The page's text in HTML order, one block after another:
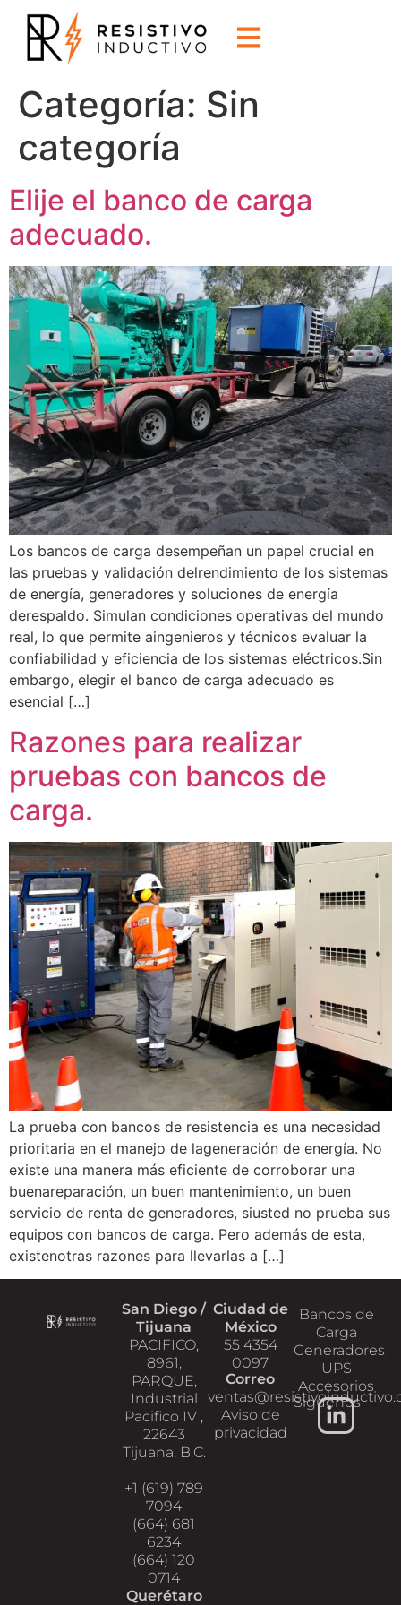
Categoría: Sin
categoría
Elije el banco de carga
adecuado.
Los bancos de carga desempeñan un papel crucial en
las pruebas y validación delrendimiento de los sistemas
de energía, generadores y soluciones de energía
derespaldo. Simulan condiciones operativas del mundo
real, lo que permite aingenieros y técnicos evaluar la
confiabilidad y eficiencia de los sistemas eléctricos.Sin
embargo, elegir el banco de carga adecuado es
esencial […]
Razones para realizar
pruebas con bancos de
carga.
La prueba con bancos de resistencia es una necesidad
prioritaria en el manejo de lageneración de energía. No
existe una manera más eficiente de corroborar una
buenareparación, un buen mantenimiento, un buen
servicio de renta de generadores, siusted no prueba sus
equipos con bancos de carga. Pero además de esta,
existenotras razones para llevarlas a […]
San Diego /
Tijuana
PACIFICO,
8961,
PARQUE,
Industrial
Pacifico IV ,
22643
Tijuana, B.C.
+1 (619) 789
7094
(664) 681
6234
(664) 120
0714
Querétaro
Ciudad de
México
55 4354
0097
Correo
Aviso de
privacidad
Bancos de
Carga
Generadores
UPS
Accesorios
Siguenos